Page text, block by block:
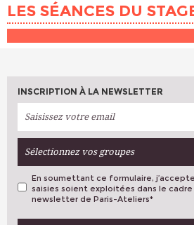
INFOS
S’INSCRIRE
LES SÉANCES DU
INSCRIPTION À LA NEWSLETTER
Sélectionnez vos groupes
VOS PRÉFÉRENCES
En soumettant ce formulaire,
saisies soient exploitées dans le
newsletter de Paris-Ateliers*